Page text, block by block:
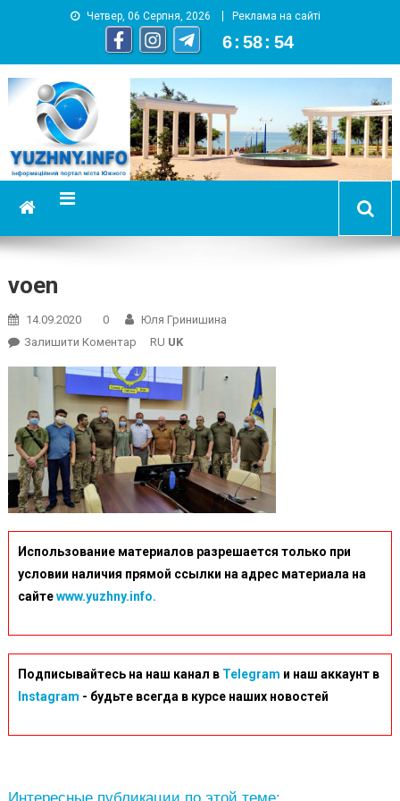
Четвер, 06 Серпня, 2026 Реклама на сайті
6 : 58 : 55
YUZHNY.INFO
информационный портал города Южный
voen
14.09.2020 0
Юля Гринишина
Залишити КоментарOn RU UK
Использование материалов разрешается только при
условии наличия прямой ссылки на адрес материала на
сайтеwww.yuzhny.info.
Подписывайтесь на наш канал в Telegram и наш аккаунт в
Instagram - будьте всегда в курсе наших новостей
Интересные публикации по этой теме: